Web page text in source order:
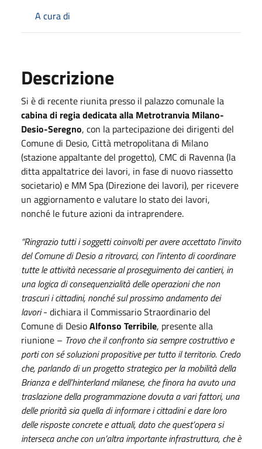
A cura di
Descrizione
Si è di recente riunita presso il palazzo comunale la
cabina di regia dedicata alla Metrotranvia Milano-
Desio-Seregno, con la partecipazione dei dirigenti del
Comune di Desio, Città metropolitana di Milano
(stazione appaltante del progetto), CMC di Ravenna (la
ditta appaltatrice dei lavori, in fase di nuovo riassetto
societario) e MM Spa (Direzione dei lavori), per ricevere
un aggiornamento e valutare lo stato dei lavori,
nonché le future azioni da intraprendere.
“Ringrazio tutti i soggetti coinvolti per avere accettato l’invito
del Comune di Desio a ritrovarci, con l’intento di coordinare
tutte le attività necessarie al proseguimento dei cantieri, in
una logica di consequenzialità delle operazioni che non
trascuri i cittadini, nonché sul prossimo andamento dei
lavori- dichiara il Commissario Straordinario del
Comune di DesioAlfonso Terribile, presente alla
riunione – Trovo che il confronto sia sempre costruttivo e
porti con sé soluzioni propositive per tutto il territorio. Credo
che, parlando di un progetto strategico per la mobilità della
Brianza e dell’hinterland milanese, che finora ha avuto una
traslazione della programmazione dovuta a vari fattori, una
delle priorità sia quella di informare i cittadini e dare loro
delle risposte concrete e attuali, dato che quest’opera si
interseca anche con un’altra importante infrastruttura, che è